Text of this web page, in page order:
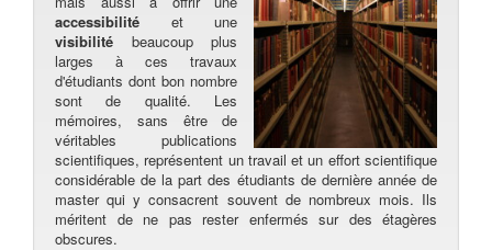
accessibilité et une
visibilité beaucoup plus
larges à ces travaux
d'étudiants dont bon nombre
sont de qualité. Les
mémoires, sans être de
véritables publications
scientifiques, représentent un travail et un effort scientifique
considérable de la part des étudiants de dernière année de
master qui y consacrent souvent de nombreux mois. Ils
méritent de ne pas rester enfermés sur des étagères
obscures.